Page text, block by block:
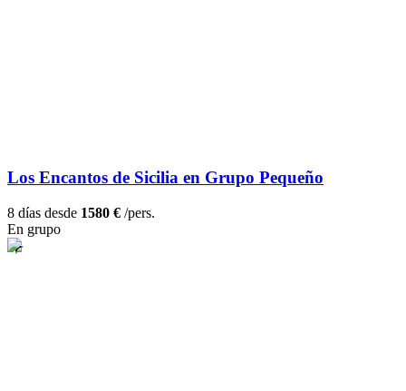
Los Encantos de Sicilia en Grupo Pequeño
8 días desde 1580 € /pers.
En grupo